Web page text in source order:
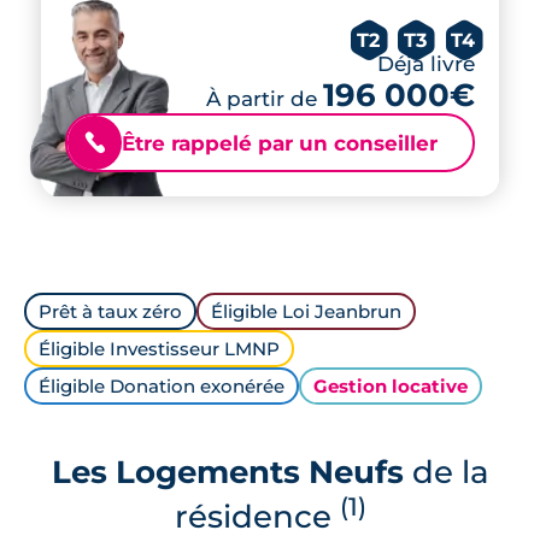
T2 T3 T4
Déjà livré
À partir de 196 000€
📞 Être rappelé par un conseiller
Prêt à taux zéro
Éligible Loi Jeanbrun
Éligible Investisseur LMNP
Éligible Donation exonérée
Gestion locative
Les Logements Neufsde la
résidence (1)